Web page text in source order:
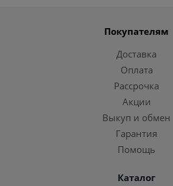
Покупателям
Доставка
Оплата
Рассрочка
Акции
Выкуп и обмен
Гарантия
Помощь
Каталог